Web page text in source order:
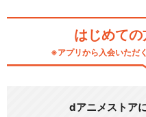
はじめて
※アプリから入会いただ
dアニメストア